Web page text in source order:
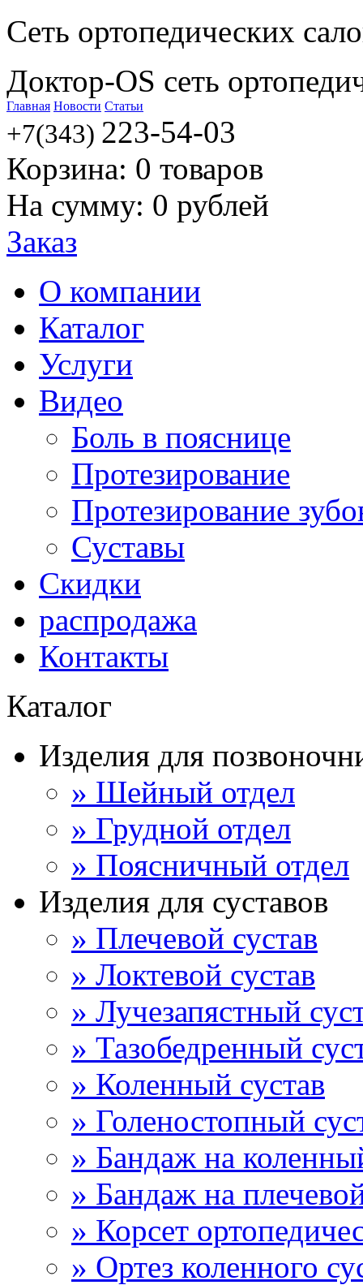
Сеть ортопедических
Доктор-OS сеть
Главная Новости Статьи
+7(343) 223-54-03
Корзина: 0 товаров
На сумму: 0 рублей
Заказ
О компании
Каталог
Услуги
Видео
Боль в пояснице
Протезирование
Протезирование
Суставы
Скидки
распродажа
Контакты
Каталог
Изделия для
» Шейный отдел
» Грудной отдел
» Поясничный отдел
Изделия для суставов
» Плечевой сустав
» Локтевой сустав
» Лучезапястный
» Тазобедренный
» Коленный сустав
» Голеностопный
» Бандаж на
» Бандаж на
» Корсет
» Ортез коленного